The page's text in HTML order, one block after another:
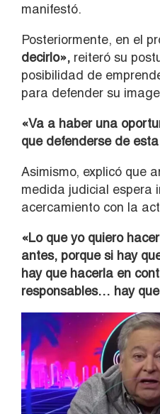
manifestó.
Posteriormente, en el
decirlo», reiteró su
posibilidad de
para defender su
«Va a haber una
que defenderse de
Asimismo, explicó que
medida judicial espera
acercamiento con la
«Lo que yo quiero
antes, porque si hay
hay que hacerla en
responsables… hay